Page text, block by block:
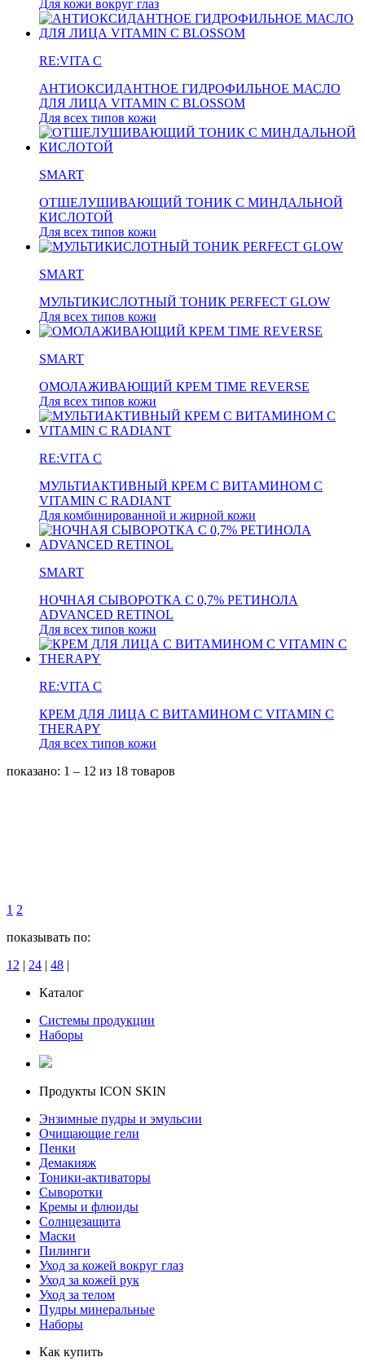
Для кожи вокруг глаз
RE:VITA C
АНТИОКСИДАНТНОЕ ГИДРОФИЛЬНОЕ МАСЛО
ДЛЯ ЛИЦА VITAMIN C BLOSSOM
Для всех типов кожи
SMART
ОТШЕЛУШИВАЮЩИЙ ТОНИК С МИНДАЛЬНОЙ
КИСЛОТОЙ
Для всех типов кожи
SMART
МУЛЬТИКИСЛОТНЫЙ ТОНИК PERFECT GLOW
Для всех типов кожи
SMART
ОМОЛАЖИВАЮЩИЙ КРЕМ TIME REVERSE
Для всех типов кожи
RE:VITA C
МУЛЬТИАКТИВНЫЙ КРЕМ С ВИТАМИНОМ С
VITAMIN C RADIANT
Для комбинированной и жирной кожи
SMART
НОЧНАЯ СЫВОРОТКА C 0,7% РЕТИНОЛА
ADVANCED RETINOL
Для всех типов кожи
RE:VITA C
КРЕМ ДЛЯ ЛИЦА С ВИТАМИНОМ С VITAMIN C
THERAPY
Для всех типов кожи
показано: 1 – 12 из 18 товаров
1 2
показывать по:
12 | 24 | 48 |
Каталог
Системы продукции
Наборы
Продукты ICON SKIN
Энзимные пудры и эмульсии
Очищающие гели
Пенки
Демакияж
Тоники-активаторы
Сыворотки
Кремы и флюиды
Солнцезащита
Маски
Пилинги
Уход за кожей вокруг глаз
Уход за кожей рук
Уход за телом
Пудры минеральные
Наборы
Как купить